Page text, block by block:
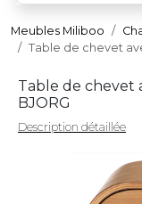
Meubles Miliboo
Table de chevet
Table de chevet
BJORG
Description détaillée